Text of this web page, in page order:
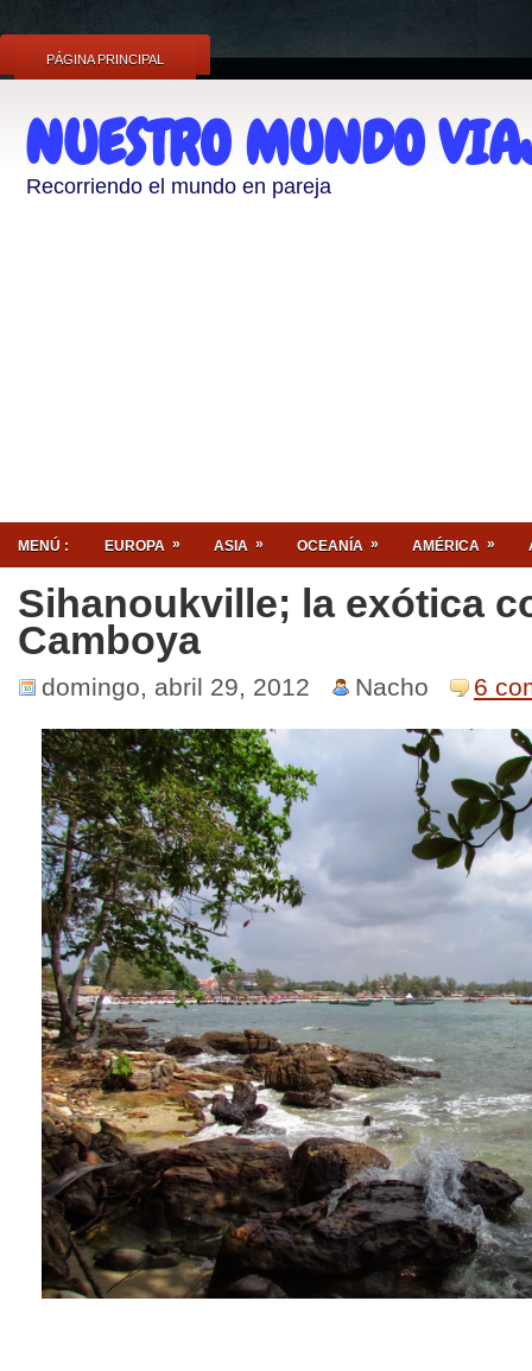
PÁGINA PRINCIPAL
NUESTRO MUNDO
Recorriendo el mundo en pareja
MENÚ : EUROPA » ASIA » OCEANÍA » AMÉRICA »
Sihanoukville; la exótica
Camboya
domingo, abril 29, 2012 Nacho 6